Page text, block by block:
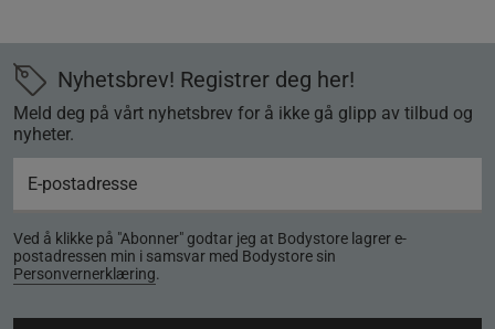
Nyhetsbrev! Registrer deg her!
Meld deg på vårt nyhetsbrev for å ikke gå glipp av tilbud og
nyheter.
Ved å klikke på "Abonner" godtar jeg at Bodystore lagrer e-
postadressen min i samsvar med Bodystore sin
Personvernerklæring.